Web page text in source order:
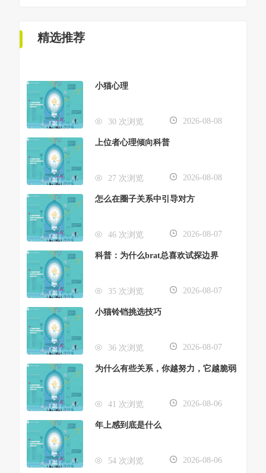
精选推荐
小猫心理
30 次浏览 2026-08-08
上位者心理倾向科普
27 次浏览 2026-08-08
怎么在圈子关系中引导对方
46 次浏览 2026-08-07
科普：为什么brat总喜欢试探边界
35 次浏览 2026-08-07
小猫铃铛挑选技巧
36 次浏览 2026-08-07
为什么有些关系，你越努力，它越脆弱
41 次浏览 2026-08-06
年上感到底是什么
54 次浏览 2026-08-06